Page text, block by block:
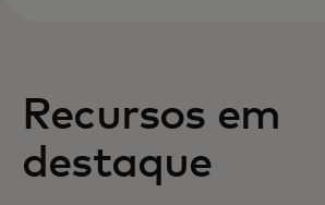
Recursos em
destaque